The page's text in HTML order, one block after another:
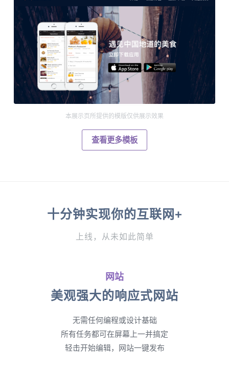
本展示页所提供的模版仅供展示效果
查看更多模板
十分钟实现你的互联网+
上线，从未如此简单
网站
美观强大的响应式网站
无需任何编程或设计基础
所有任务都可在屏幕上一并搞定
轻击开始编辑，网站一键发布